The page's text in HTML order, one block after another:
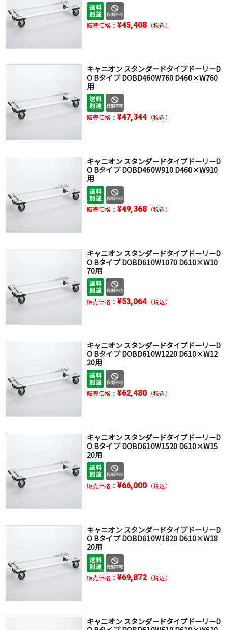
販売価格： ¥45,408（税込）
キャニオン スタンダードタイプドーリーD
O Bタイプ DOBD460W760 D460×W760
用
販売価格： ¥47,344（税込）
キャニオン スタンダードタイプドーリーD
O Bタイプ DOBD460W910 D460×W910
用
販売価格： ¥49,368（税込）
キャニオン スタンダードタイプドーリーD
O Bタイプ DOBD610W1070 D610×W10
70用
販売価格： ¥53,064（税込）
キャニオン スタンダードタイプドーリーD
O Bタイプ DOBD610W1220 D610×W12
20用
販売価格： ¥62,480（税込）
キャニオン スタンダードタイプドーリーD
O Bタイプ DOBD610W1520 D610×W15
20用
販売価格： ¥66,000（税込）
キャニオン スタンダードタイプドーリーD
O Bタイプ DOBD610W1820 D610×W18
20用
販売価格： ¥69,872（税込）
キャニオン スタンダードタイプドーリーD